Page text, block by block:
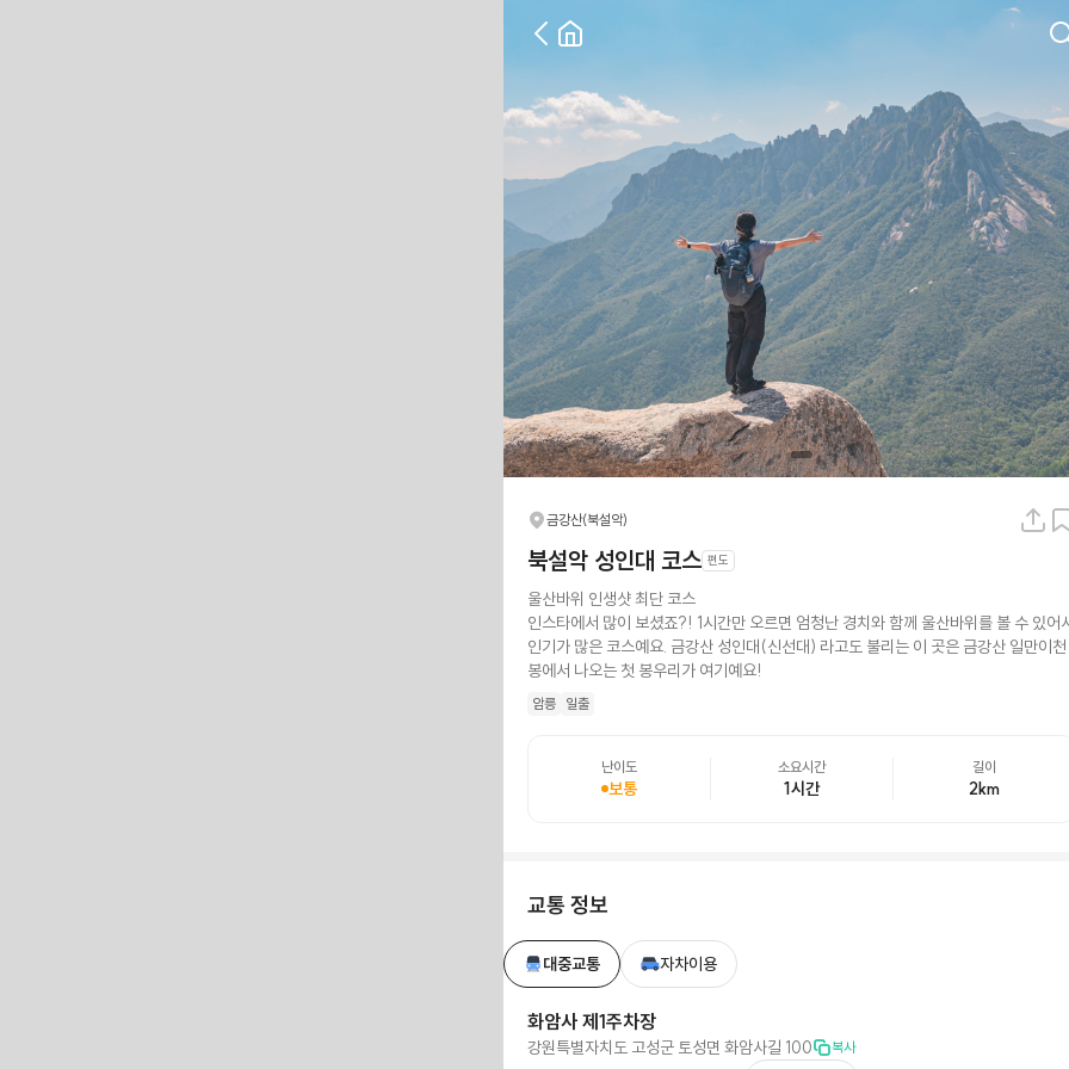
금강산(북설악)
북설악 성인대 코스 편도
울산바위 인생샷 최단 코스
인스타에서 많이 보셨죠?! 1시간만 오르면 엄청난 경치와 함께 울산바위를 볼 수 있어
인기가 많은 코스예요. 금강산 성인대(신선대) 라고도 불리는 이 곳은 금강산 일만이천
봉에서 나오는 첫 봉우리가 여기예요!
암릉 일출
난이도
보통
소요시간
1시간
길이
2km
교통 정보
대중교통 자차이용
화암사 제1주차장
강원특별자치도 고성군 토성면 화암사길 100 복사